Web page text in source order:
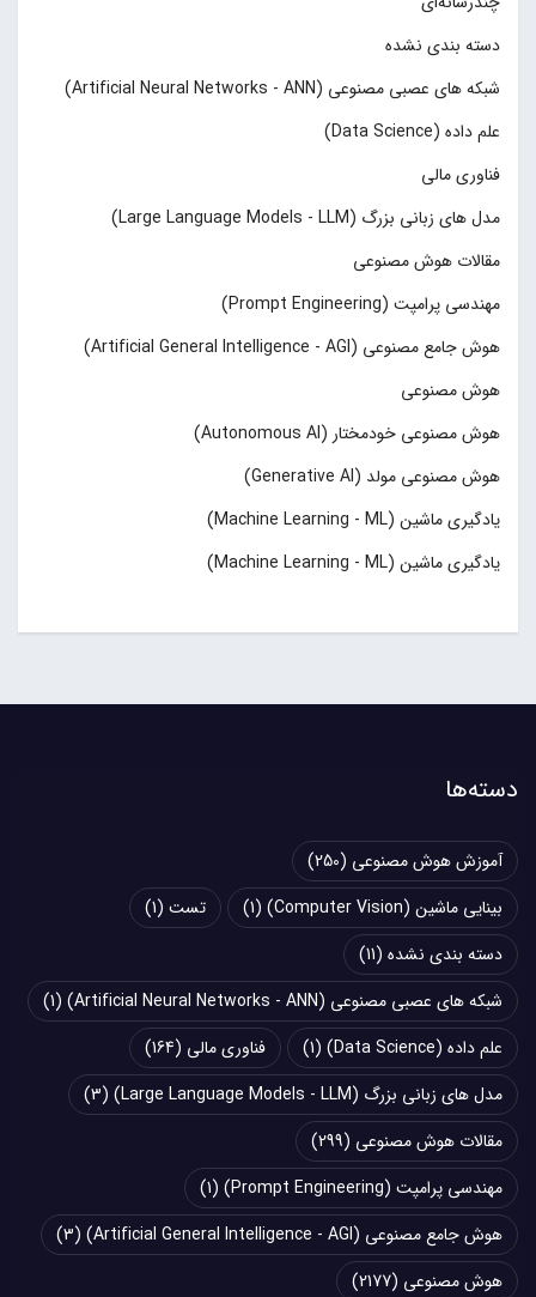
دسته بندی نشده
شبکه های عصبی مصنوعی (Artificial Neural Networks - ANN)
علم داده (Data Science)
فناوری مالی
مدل های زبانی بزرگ (Large Language Models - LLM)
مقالات هوش مصنوعی
مهندسی پرامپت (Prompt Engineering)
هوش جامع مصنوعی (Artificial General Intelligence - AGI)
هوش مصنوعی
هوش مصنوعی خودمختار (Autonomous AI)
هوش مصنوعی مولد (Generative AI)
یادگیری ماشین (Machine Learning - ML)
یادگیری ماشین (Machine Learning - ML)
دسته‌ها
آموزش هوش مصنوعی (250)
بینایی ماشین (Computer Vision)
(1) تست (1)
دسته بندی نشده (11)
شبکه های عصبی مصنوعی (Artificial Neural Networks - ANN)
(1)
علم داده (Data Science)
(1) فناوری مالی (164)
مدل های زبانی بزرگ (Large Language Models - LLM)
(3)
مقالات هوش مصنوعی (299)
مهندسی پرامپت (Prompt Engineering)
(1)
هوش جامع مصنوعی (Artificial General Intelligence - AGI)
(3)
هوش مصنوعی (2177)